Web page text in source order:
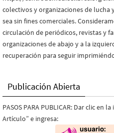
colectivos y organizaciones de lucha
sea sin fines comerciales.
circulación de periódicos, revistas y
organizaciones de abajo y a la
recuperación para seguir
Publicación Abierta
PASOS PARA PUBLICAR: Dar clic en
Artículo” e ingresa: